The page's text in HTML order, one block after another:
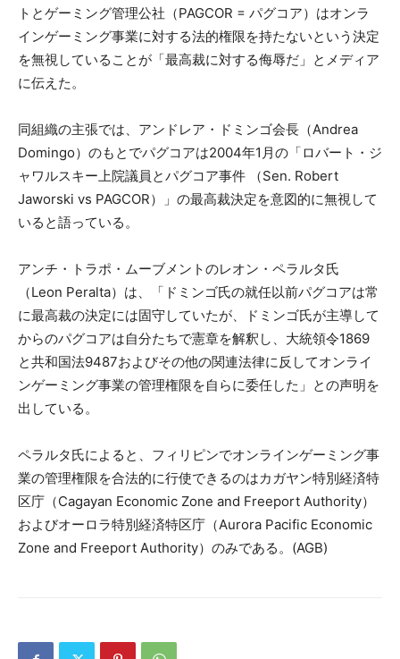
トとゲーミング管理公社（PAGCOR = パグコア）はオンラ
インゲーミング事業に対する法的権限を持たないという決定
を無視していることが「最高裁に対する侮辱だ」とメディア
に伝えた。
同組織の主張では、アンドレア・ドミンゴ会長（Andrea
Domingo）のもとでパグコアは2004年1月の「ロバート・ジ
ャワルスキー上院議員とパグコア事件 （Sen. Robert
Jaworski vs PAGCOR）」の最高裁決定を意図的に無視して
いると語っている。
アンチ・トラポ・ムーブメントのレオン・ペラルタ氏
（Leon Peralta）は、「ドミンゴ氏の就任以前パグコアは常
に最高裁の決定には固守していたが、ドミンゴ氏が主導して
からのパグコアは自分たちで憲章を解釈し、大統領令1869
と共和国法9487およびその他の関連法律に反してオンライ
ンゲーミング事業の管理権限を自らに委任した」との声明を
出している。
ペラルタ氏によると、フィリピンでオンラインゲーミング事
業の管理権限を合法的に行使できるのはカガヤン特別経済特
区庁（Cagayan Economic Zone and Freeport Authority）
およびオーロラ特別経済特区庁（Aurora Pacific Economic
Zone and Freeport Authority）のみである。(AGB)